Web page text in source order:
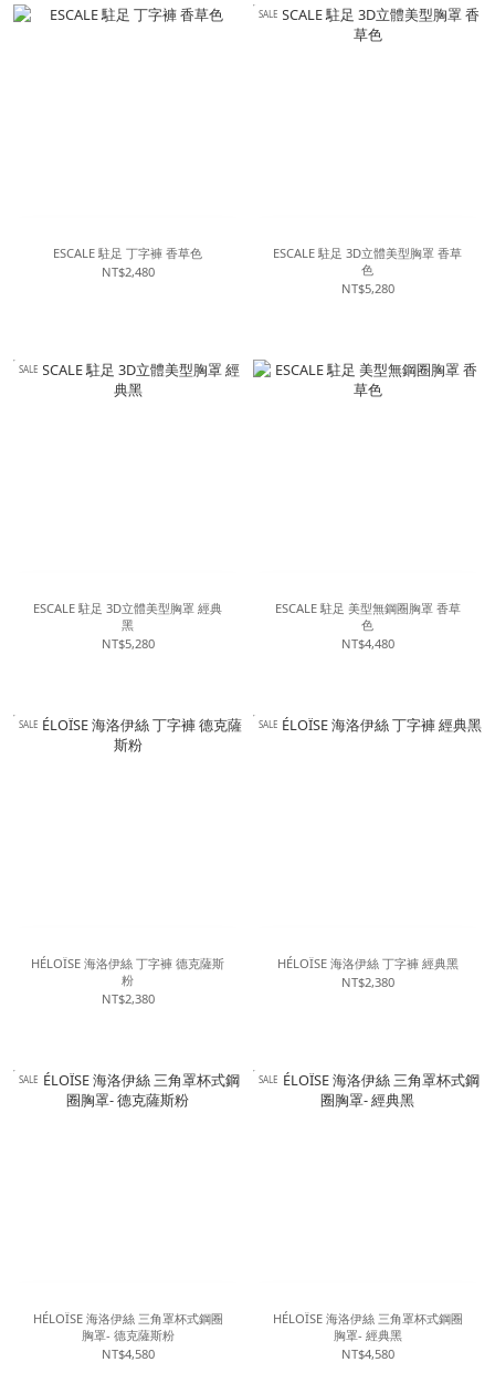
ESCALE 駐足 丁字褲 香草色
NT$2,480
SALE
ESCALE 駐足 3D立體美型胸罩 香草
色
NT$5,280
SALE
ESCALE 駐足 3D立體美型胸罩 經典
黑
NT$5,280
ESCALE 駐足 美型無鋼圈胸罩 香草
色
NT$4,480
SALE
HÉLOÏSE 海洛伊絲 丁字褲 德克薩斯
粉
NT$2,380
SALE
HÉLOÏSE 海洛伊絲 丁字褲 經典黑
NT$2,380
SALE
HÉLOÏSE 海洛伊絲 三角罩杯式鋼圈
胸罩- 德克薩斯粉
NT$4,580
SALE
HÉLOÏSE 海洛伊絲 三角罩杯式鋼圈
胸罩- 經典黑
NT$4,580